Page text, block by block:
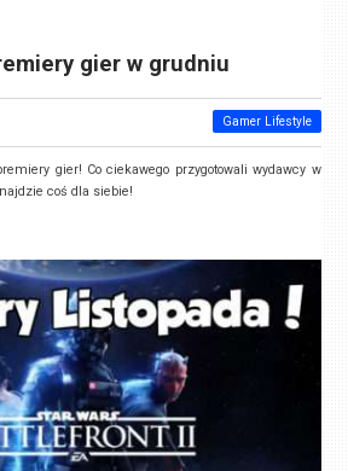
gier w grudniu
Gamer Lifestyle
gier! Co ciekawego przygotowali wydawcy w
coś dla siebie!